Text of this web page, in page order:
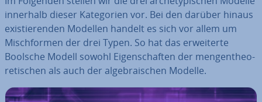
innerhalb dieser Ka­te­go­rien vor. Bei den darüber hinaus
exis­tie­ren­den Modellen handelt es sich vor allem um
Misch­for­men der drei Typen. So hat das er­wei­ter­te
Boolsche Modell sowohl Ei­gen­schaf­ten der men­gen­theo­
re­ti­schen als auch der al­ge­bra­ischen Modelle.